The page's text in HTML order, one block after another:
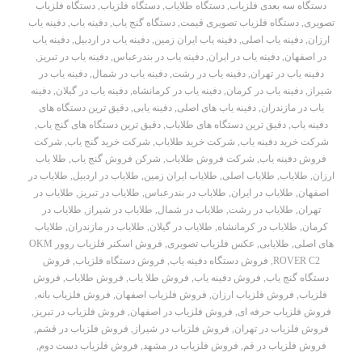
دستگاه سه بعدی فلزیاب, دستگاه طلایاب, دستگاه فلزیاب, دستگاه فلزیاب
تصویری,دستگاه فلزیاب تصویری قیمت,دستگاه گنج یاب,دفینه یاب,دفینه یاب
ارزان, دفینه یاب اصلی, دفینه یاب ایران زمین, دفینه یاب در اردبیل, دفینه یاب
در اصفهان, دفینه یاب در ایران, دفینه یاب در بندرعباس, دفینه یاب در تبریز ,
دفینه یاب در تهران,دفینه یاب در رشت,دفینه یاب در شمال,دفینه یاب در
شیراز ,دفینه یاب در کرمان,دفینه یاب در کرمانشاه,دفینه یاب در گیلان,دفینه
یاب در مازندران,دفینه یاب های اصلی,دفینه یابی,دقیق ترین دستگاه های
دفینه یاب,دقیق ترین دستگاه های طلایاب,دقیق ترین دستگاه های گنج یاب,
شرکت خرید دفینه یاب, شرکت خرید طلایاب, شرکت خرید گنج یاب, شرکت
فروش دفینه یاب, شرکت فروش طلایاب, شرکن فروش گنج یاب, طلا یاب
ارزان, طلایاب, طلایاب اصلی, طلایاب ایران زمین, طلایاب در اردبیل, طلایاب در
اصفهان, طلایاب در ایران, طلایاب در بندرعباس, طلایاب در تبریز , طلایاب در
تهران, طلایاب در رشت, طلایاب در شمال, طلایاب در شیراز , طلایاب در
کرمان, طلایاب در کرمانشاه, طلایاب در گیلان, طلایاب در مازندران, طلایاب
های اصلی, طلایابی, عکس فلزیاب تصویری,
فروش اسکنر فلزیاب روور OKM
ROVER C2
, فروش دستگاه دفینه یاب, فروش دستگاه فلزیاب, فروش
دستگاه گنج یاب, فروش دفینه یاب, فروش طلا یاب, فروش طلایاب, فروش
فلزیاب, فروش فلزیاب ارزان, فروش فلزیاب اصفهان, فروش فلزیاب بانه,
فروش فلزیاب حرفه ای, فروش فلزیاب در اصفهان, فروش فلزیاب در تبریز ,
فروش فلزیاب در تهران, فروش فلزیاب در شیراز , فروش فلزیاب در قشم,
فروش فلزیاب در قم, فروش فلزیاب در مشهد, فروش فلزیاب دست دوم,